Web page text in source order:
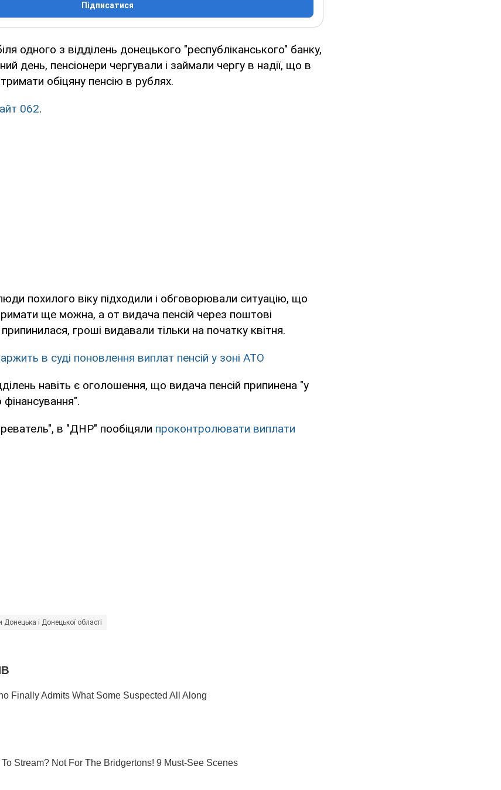
Підписатися
одного з відділень донецького "республіканського" банку,
день, пенсіонери чергували і займали чергу в надії, що в
обіцяну пенсію в рублях.
062.
похилого віку підходили і обговорювали ситуацію, що
ще можна, а от видача пенсій через поштові
гроші видавали тільки на початку квітня.
в суді поновлення виплат пенсій у зоні АТО
навіть є оголошення, що видача пенсій припинена "у
фінансування".
в "ДНР" пообіцяли проконтролювати виплати
Донецька і Донецької області